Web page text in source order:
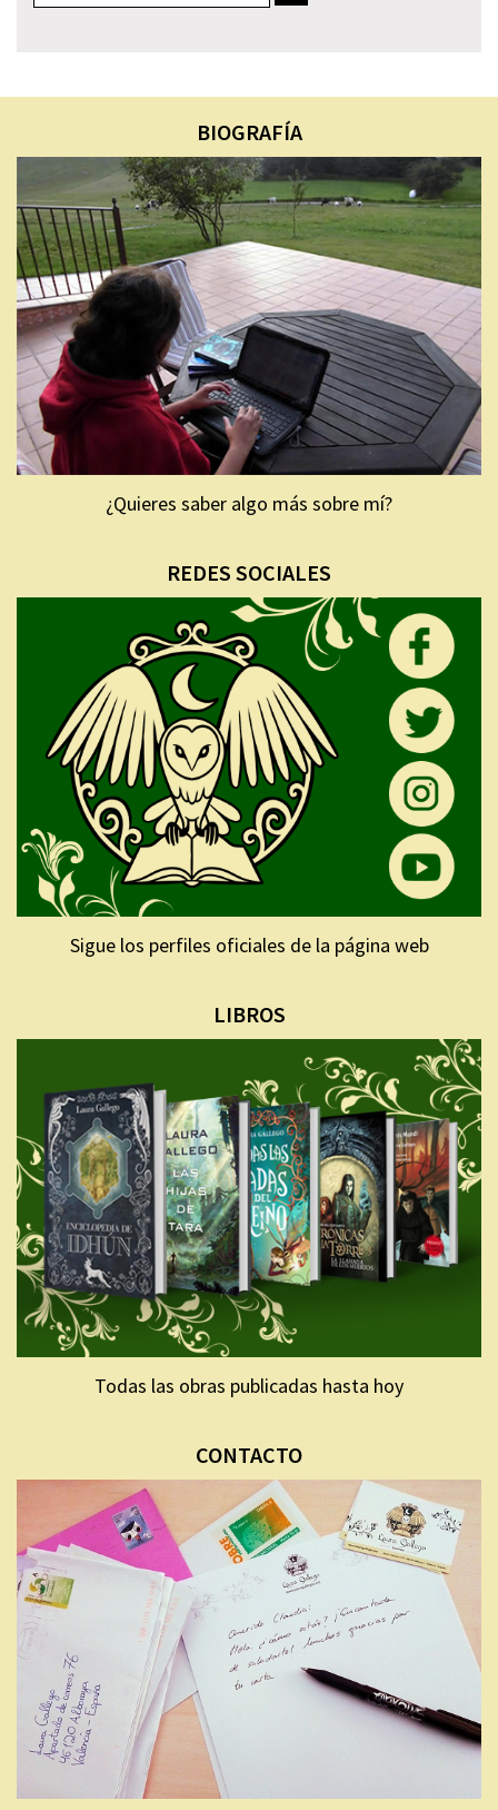
BIOGRAFÍA
¿Quieres saber algo más sobre mí?
REDES SOCIALES
Sigue los perfiles oficiales de la página web
LIBROS
Todas las obras publicadas hasta hoy
CONTACTO